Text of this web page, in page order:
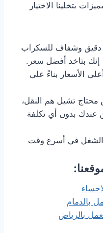
بتخلينا الاختيار
دقيق وشفاف للسكراب
بتاخد أفضل سعر.
الأسعار بناءً على
تشيل هم النقل،
عندك بدون أي تكلفة
الشغل في أسرع وقت
بالدمام
بالرياض